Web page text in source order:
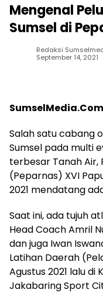
Mengenal
Sumsel di
Redaksi
September 14, 2021
Salah satu cabang
Sumsel pada multi
terbesar Tanah Air,
(Peparnas) XVI
2021 mendatang
Saat ini, ada tujuh
Head Coach Amril
dan juga Iwan
Latihan Daerah
Agustus 2021 lalu
Jakabaring Sport